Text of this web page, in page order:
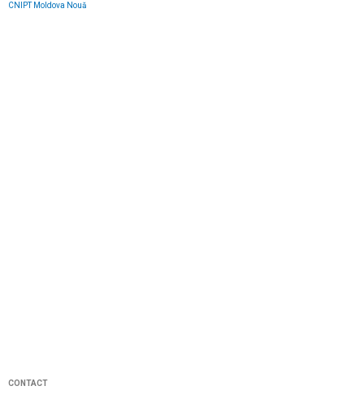
CNIPT Moldova Nouă
CONTACT